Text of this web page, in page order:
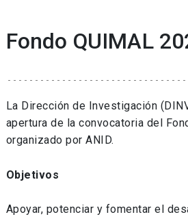
Fondo QUIMAL
La Dirección de Investigación
apertura de la convocatoria del
organizado por ANID.
Objetivos
Apoyar, potenciar y fomentar el